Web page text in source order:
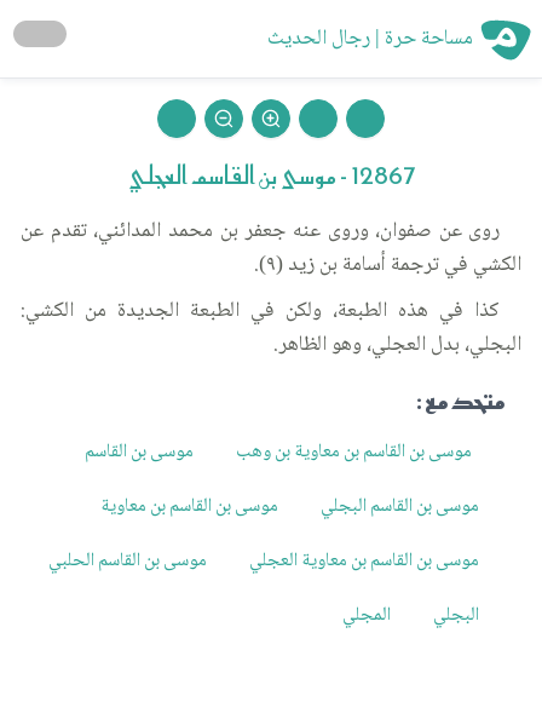
مساحة حرة | رجال الحديث
12867 - موسى بن القاسم العجلي
روى عن صفوان، وروى عنه جعفر بن محمد المدائني، تقدم عن
الكشي في ترجمة أسامة بن زيد (٩).
كذا في هذه الطبعة، ولكن في الطبعة الجديدة من الكشي:
البجلي، بدل العجلي، وهو الظاهر.
متحد مع :
موسى بن القاسم بن معاوية بن وهب
موسى بن القاسم
موسى بن القاسم البجلي
موسى بن القاسم بن معاوية
موسى بن القاسم بن معاوية العجلي
موسى بن القاسم الحلبي
البجلي
المجلي